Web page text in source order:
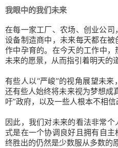
我眼中的我们未来
在每一家工厂、农场、创业公
设备制造商中，未来每天都在
作中孕育的。在今天的工作中
未来的愿景，从而指引着明天的
有些人以“严峻”的视角展望未来
还有些人始终将未来视为梦想成
吁”政府，以及一些人根本不相信
因此，我们对未来的看法非常
式是在一个协调良好且拥有自
终胜出的仍然是少数服从多数的